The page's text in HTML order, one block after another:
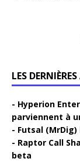
LES
Hyperion
parviennent à
Futsal (MrDig)
Raptor Call
beta